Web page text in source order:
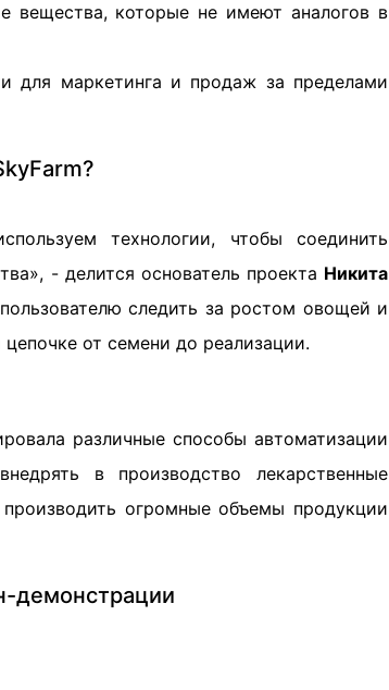
вещества, которые не имеют аналогов в
для маркетинга и продаж за пределами
технологии, чтобы соединить
- делится основатель проекта Никита
следить за ростом овощей и
от семени до реализации.
различные способы автоматизации
в производство лекарственные
огромные объемы продукции
демонстрации